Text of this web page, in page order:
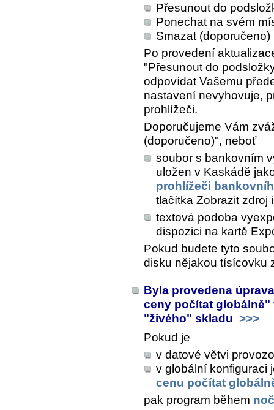
Přesunout do
Ponechat na svém
Smazat (doporučeno)
Po provedení
"Přesunout do
odpovídat Vašemu
nastavení nevyhovuje,
prohlížeči.
Doporučujeme Vám
(doporučeno)", neboť
soubor s bankovním
uložen v Kaskádě
prohlížeči
tlačítka Zobrazit zdroj
textová podoba
dispozici na kartě
Pokud budete tyto
disku nějakou tísícovku
Byla provedena
ceny počítat
"živého" skladu >>>
Pokud je
v datové větvi
v globální konfiguraci
cenu počítat
pak program během